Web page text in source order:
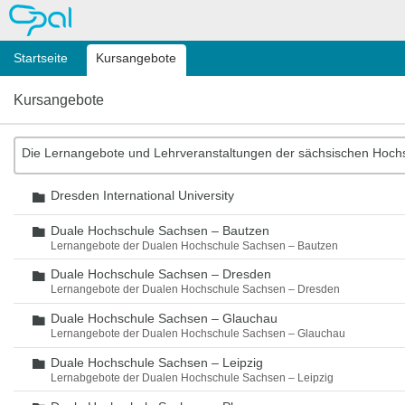
OPAL
Startseite Kursangebote
Kursangebote
Die Lernangebote und Lehrveranstaltungen der sächsischen
Ordner
Dresden International University
Ordner
Duale Hochschule Sachsen – Bautzen
Lernangebote der Dualen Hochschule Sachsen – Bautzen
Ordner
Duale Hochschule Sachsen – Dresden
Lernangebote der Dualen Hochschule Sachsen – Dresden
Ordner
Duale Hochschule Sachsen – Glauchau
Lernangebote der Dualen Hochschule Sachsen – Glauchau
Ordner
Duale Hochschule Sachsen – Leipzig
Lernabgebote der Dualen Hochschule Sachsen – Leipzig